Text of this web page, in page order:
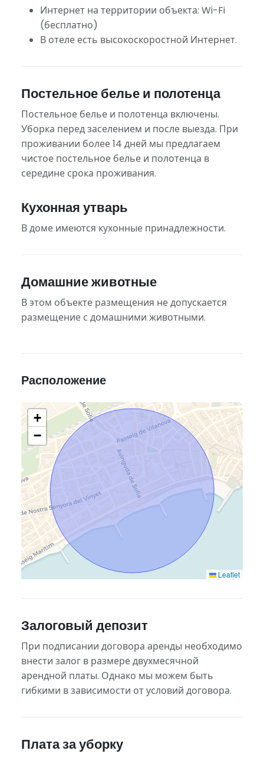
Интернет на территории объекта: Wi-Fi
(бесплатно)
В отеле есть высокоскоростной Интернет.
Постельное белье и полотенца
Постельное белье и полотенца включены.
Уборка перед заселением и после выезда. При
проживании более 14 дней мы предлагаем
чистое постельное белье и полотенца в
середине срока проживания.
Кухонная утварь
В доме имеются кухонные принадлежности.
Домашние животные
В этом объекте размещения не допускается
размещение с домашними животными.
Расположение
+
−
Leaflet
Залоговый депозит
При подписании договора аренды необходимо
внести залог в размере двухмесячной
арендной платы. Однако мы можем быть
гибкими в зависимости от условий договора.
Плата за уборку